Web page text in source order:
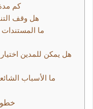
كم
هل وقف
ما
هل يمكن للمدين
ما الأسباب